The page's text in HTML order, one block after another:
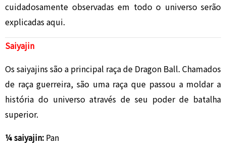
cuidadosamente observadas em todo o universo serão
explicadas aqui.
Saiyajin
Os saiyajins são a principal raça de Dragon Ball. Chamados
de raça guerreira, são uma raça que passou a moldar a
história do universo através de seu poder de batalha
superior.
¼ saiyajin: Pan